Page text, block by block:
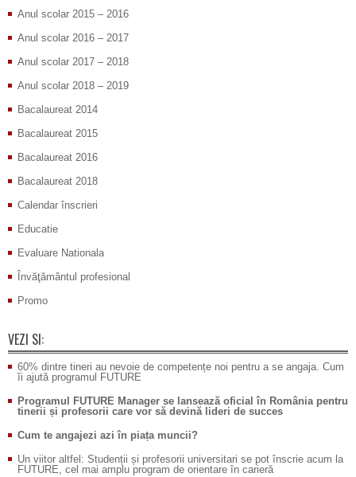
Anul scolar 2015 – 2016
Anul scolar 2016 – 2017
Anul scolar 2017 – 2018
Anul scolar 2018 – 2019
Bacalaureat 2014
Bacalaureat 2015
Bacalaureat 2016
Bacalaureat 2018
Calendar înscrieri
Educatie
Evaluare Nationala
Învăţământul profesional
Promo
VEZI SI:
60% dintre tineri au nevoie de competențe noi pentru a se angaja. Cum
îi ajută programul FUTURE
Programul FUTURE Manager se lansează oficial în România pentru
tinerii și profesorii care vor să devină lideri de succes
Cum te angajezi azi în piața muncii?
Un viitor altfel: Studenții și profesorii universitari se pot înscrie acum la
FUTURE, cel mai amplu program de orientare în carieră